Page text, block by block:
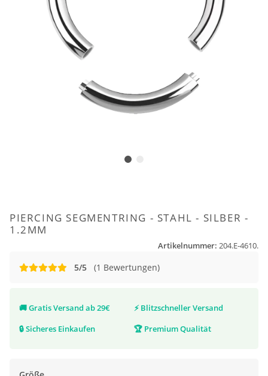
PIERCING SEGMENTRING - STAHL - SILBER -
1.2MM
Artikelnummer: 204.E-4610.
5/5 (1 Bewertungen)
🚚Gratis Versand ab 29€ ⚡ Blitzschneller Versand
🔒Sicheres Einkaufen 🏆 Premium Qualität